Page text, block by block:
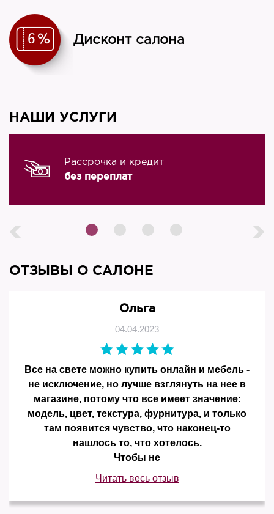
Дисконт салона
НАШИ УСЛУГИ
Рассрочка и кредит
без переплат
ОТЗЫВЫ О САЛОНЕ
Ольга
04.04.2023
Все на свете можно купить онлайн и мебель -
не исключение, но лучше взглянуть на нее в
магазине, потому что все имеет значение:
модель, цвет, текстура, фурнитура, и только
там появится чувство, что наконец-то
нашлось то, что хотелось.
Чтобы не
Читать весь отзыв